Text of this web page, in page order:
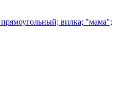
вилка; "мама";